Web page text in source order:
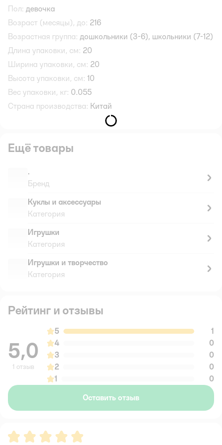
Пол: девочка
Возраст (месяцы), до: 216
Возрастная группа: дошкольники (3-6), школьники (7-12)
Длина упаковки, см: 20
Ширина упаковки, см: 20
Высота упаковки, см: 10
Вес упаковки, кг: 0.055
Страна производства: Китай
Ещё товары
.
Бренд
Куклы и аксессуары
Категория
Игрушки
Категория
Игрушки и творчество
Категория
Рейтинг и отзывы
5,0
1 отзыв
5
1
4
0
3
0
2
0
1
0
Оставить отзыв
Рейтинг:5